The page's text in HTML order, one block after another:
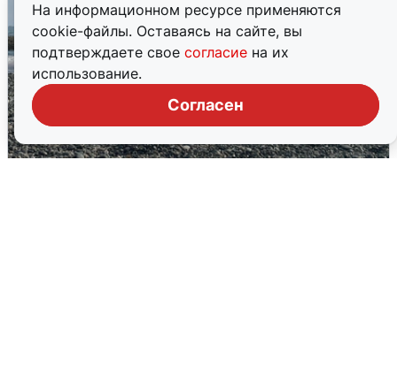
На информационном ресурсе применяются
cookie-файлы. Оставаясь на сайте, вы
подтверждаете свое согласие на их
использование.
Согласен